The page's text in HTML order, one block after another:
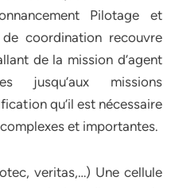
Pilotage et
coordination recouvre
de la mission d’agent
jusqu’aux missions
qu’il est nécessaire
et importantes.
veritas,…) Une cellule